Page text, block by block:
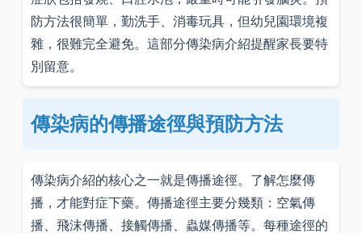
防方法很簡單，勤洗手、消毒玩具，但幼兒園環境複
雜，很難完全避免。這部分傳染病介紹提醒家長要特
別留意。
傳染病的傳播途徑與預防方法
傳染病介紹的核心之一就是傳播途徑。了解怎麼傳
播，才能對症下藥。傳播途徑主要分幾類：空氣傳
播、飛沫傳播、接觸傳播、蟲媒傳播等。每種途徑的